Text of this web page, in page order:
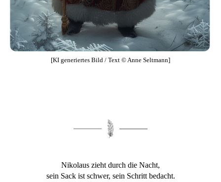
[KI generiertes Bild / Text © Anne Seltmann]
Nikolaus zieht durch die Nacht,
sein Sack ist schwer, sein Schritt bedacht.